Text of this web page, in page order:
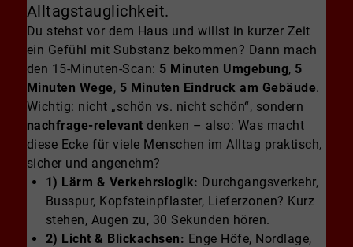
Alltagstauglichkeit.
Du stehst vor dem Haus und willst in kurzer Zeit
ein Gefühl mit Substanz bekommen? Dann mach
den 15-Minuten-Scan: 5 Minuten Umgebung, 5
Minuten Wege, 5 Minuten Eindruck am Gebäude.
Wichtig: nicht „schön vs. nicht schön“, sondern
nachfrage-relevant denken – also: Was macht
diese Ecke für viele Menschen im Alltag praktisch,
sicher und angenehm?
1) Lärm & Verkehrslogik: Durchgangsverkehr,
Busspur, Kopfsteinpflaster, Lieferzonen? Kurz
stehen, Augen zu, 30 Sekunden hören.
2) Licht & Blickachsen: Enge Höfe, Nordlage,